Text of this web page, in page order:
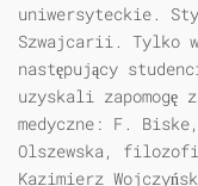
uniwersyteckie.
Szwajcarii. Tylko w
następujący
uzyskali
medyczne: F.
Olszewska,
Kazimierz